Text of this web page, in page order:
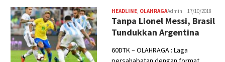
HEADLINE, OLAHRAGAAdmin 17/10/2018
Tanpa Lionel Messi, Brasil
Tundukkan Argentina
60DTK – OLAHRAGA : Laga